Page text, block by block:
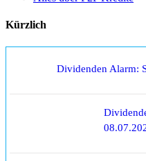
Kürzlich
Dividenden Alarm: